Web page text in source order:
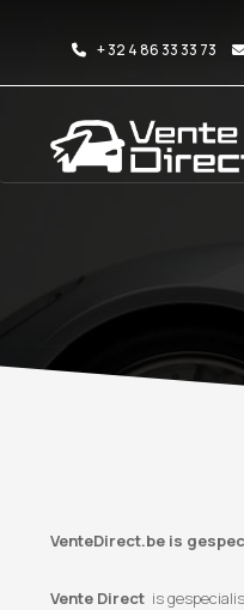
+ 32 4 86 33 33 73
VenteDirect.be is
Vente Direct is